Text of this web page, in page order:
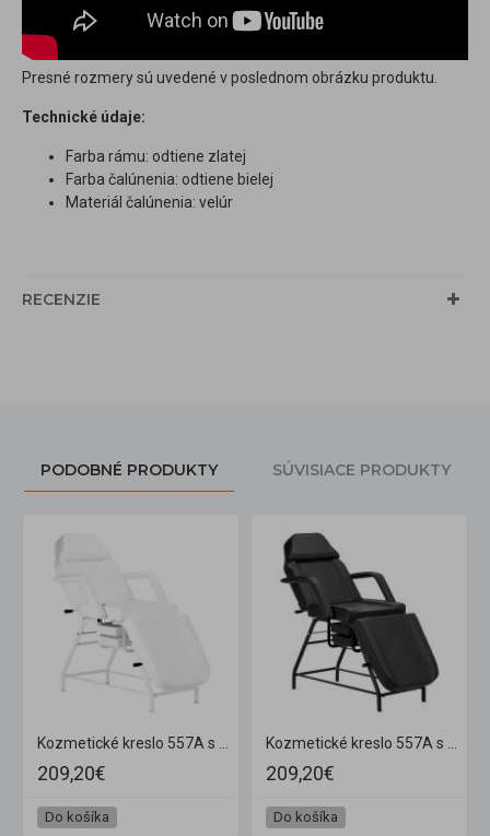
Presné rozmery sú uvedené v poslednom obrázku produktu.
Technické údaje:
Farba rámu: odtiene zlatej
Farba čalúnenia: odtiene bielej
Materiál čalúnenia: velúr
RECENZIE
PODOBNÉ PRODUKTY SÚVISIACE PRODUKTY
209,20€
Do košíka
209,20€
Do košíka